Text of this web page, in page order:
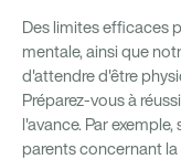
Des limites efficaces
mentale, ainsi que
d'attendre d'être
Préparez-vous à
l'avance. Par
parents concernant